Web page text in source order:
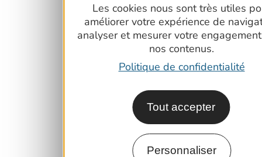
Les cookies nous sont très utiles
améliorer votre expérience de
analyser et mesurer votre
nos contenus.
Politique de confidentialité
Tout accepter
Personnaliser